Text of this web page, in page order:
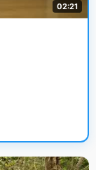
02:21